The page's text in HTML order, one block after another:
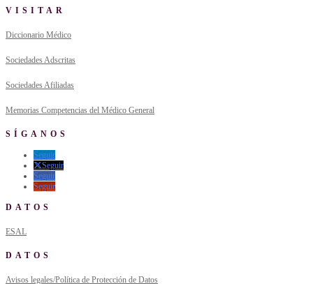
VISITAR
Diccionario Médico
Sociedades Adscritas
Sociedades Afiliadas
Memorias Competencias del Médico General
SÍGANOS
Seguir
Seguir
Seguir
Seguir
DATOS
ESAL
DATOS
Avisos legales/Política de Protección de Datos